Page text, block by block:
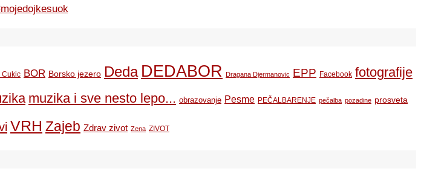
Cukic BOR Borsko jezero Deda DEDABOR Dragana Djermanovic EPP Facebook fotografije
muzika i sve nesto lepo... obrazovanje Pesme PEČALBARENJE pečalba pozadine prosveta
VRH Zajeb Zdrav zivot Zena ZIVOT